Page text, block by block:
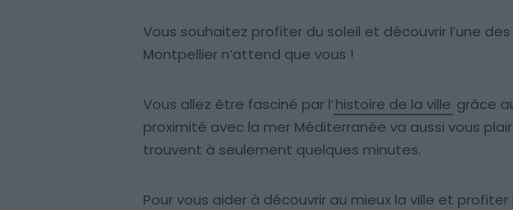
Vous souhaitez profiter du soleil et découvrir l’une
Montpellier n’attend que vous !
Vous allez être fasciné par l’histoire de la ville grâce
proximité avec la mer Méditerranée va aussi vous
trouvent à seulement quelques minutes.
Pour vous aider à découvrir au mieux la ville et